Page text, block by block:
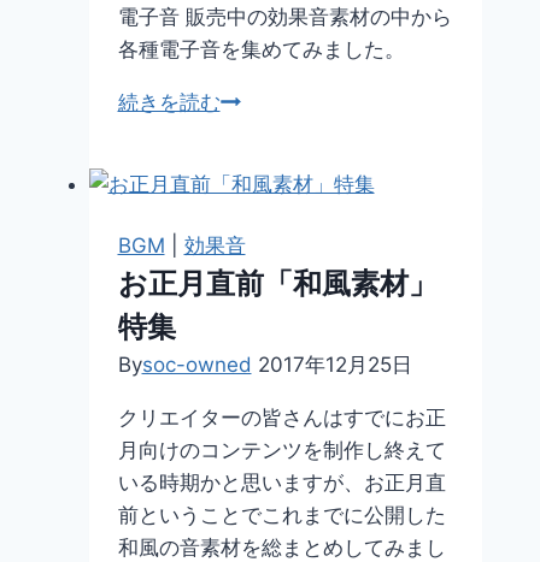
電子音 販売中の効果音素材の中から
各種電子音を集めてみました。
続きを読む【効
素
材】
電
子
BGM 効果音
お正月直前「和風素材」
特集
Bysoc-owned 2017年12月25日
クリエイターの皆さんはすでにお正
月向けのコンテンツを制作し終えて
いる時期かと思いますが、お正月直
前ということでこれまでに公開した
和風の音素材を総まとめしてみまし